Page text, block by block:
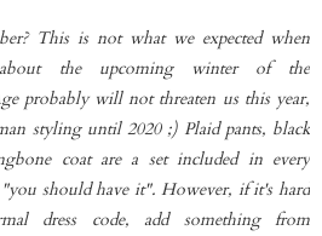
This is not what we expected when
the upcoming winter of the
probably will not threaten us this year,
styling until 2020 ;) Plaid pants, black
coat are a set included in every
should have it". However, if it's hard
dress code, add something from